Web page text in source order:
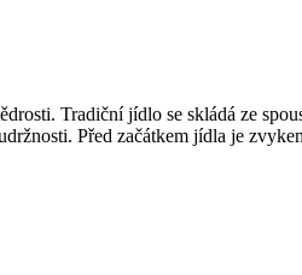
Tradiční jídlo se skládá ze
Před začátkem jídla je